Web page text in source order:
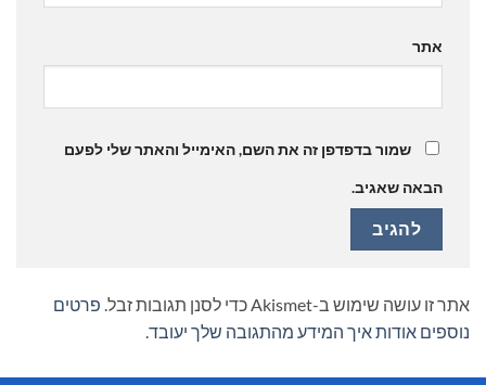
אתר
שמור בדפדפן זה את השם, האימייל והאתר שלי לפעם
הבאה שאגיב.
אתר זו עושה שימוש ב-Akismet כדי לסנן תגובות זבל.
פרטים
נוספים אודות איך המידע מהתגובה שלך יעובד